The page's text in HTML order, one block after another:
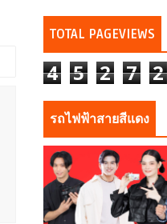
TOTAL PAGEVIEWS
4 5 2 7 2
รถไฟฟ้าสายสีแดง